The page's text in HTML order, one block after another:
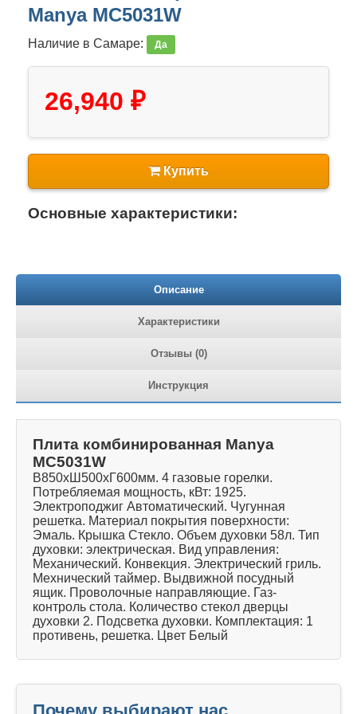
Manya MC5031W
Наличие в Самаре: Да
26,940 ₽
Купить
Основные характеристики:
Описание
Характеристики
Отзывы (0)
Инструкция
Плита комбинированная Manya
MC5031W
В850хШ500хГ600мм. 4 газовые горелки.
Потребляемая мощность, кВт: 1925.
Электроподжиг Автоматический. Чугунная
решетка. Материал покрытия поверхности:
Эмаль. Крышка Стекло. Объем духовки 58л. Тип
духовки: электрическая. Вид управления:
Механический. Конвекция. Электрический гриль.
Мехнический таймер. Выдвижной посудный
ящик. Проволочные направляющие. Газ-
контроль стола. Количество стекол дверцы
духовки 2. Подсветка духовки. Комплектация: 1
противень, решетка. Цвет Белый